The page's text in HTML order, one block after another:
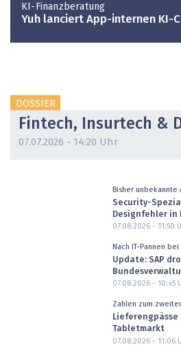
KI-Finanzberatung
Yuh lanciert App-internen KI-
DOSSIER
Fintech, Insurtech &
07.07.2026 - 14:20 Uhr
Bisher unbekannte
Security-
Designfehler in
07.08.2026 - 11:50
Nach IT-Pannen
Update: SAP
07.08.2026 - 10:45
Zahlen zum
Tabletmarkt
07.08.2026 - 11:06